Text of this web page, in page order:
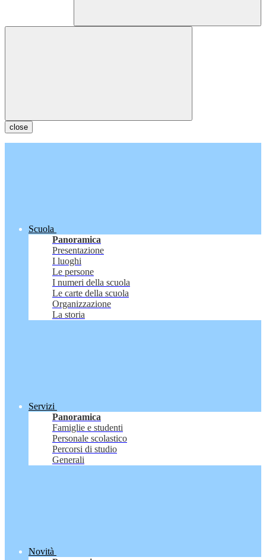
close
Scuola
Panoramica
Presentazione
I luoghi
Le persone
I numeri della scuola
Le carte della scuola
Organizzazione
La storia
Servizi
Panoramica
Famiglie e studenti
Personale scolastico
Percorsi di studio
Generali
Novità